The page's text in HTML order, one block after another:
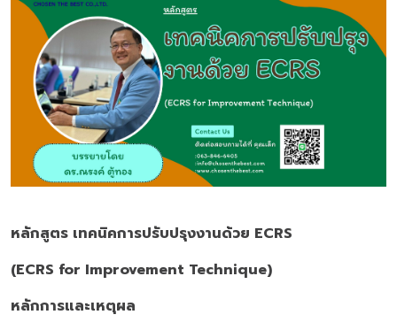
หลักสูตร เทคนิคการปรับปรุงงานด้วย ECRS
(ECRS for Improvement Technique)
หลักการและเหตุผล